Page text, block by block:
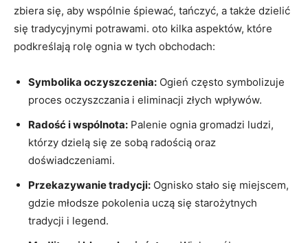
zbiera się, aby wspólnie ⁣śpiewać, tańczyć, a także dzielić
się ⁤tradycyjnymi potrawami. oto kilka aspektów, które
podkreślają ‌rolę ognia w tych obchodach:
Symbolika oczyszczenia: Ogień często symbolizuje
proces oczyszczania i eliminacji złych​ wpływów.
Radość i wspólnota: Palenie ognia gromadzi⁣ ludzi,​
którzy dzielą się ze sobą radością oraz
doświadczeniami.
Przekazywanie tradycji: Ognisko stało się miejscem,
gdzie młodsze pokolenia ‍uczą⁣ się starożytnych
tradycji i legend.